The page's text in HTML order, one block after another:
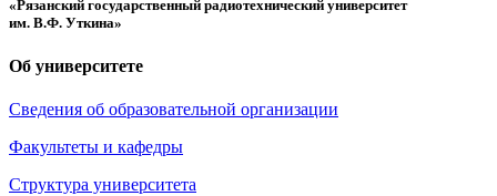
«Рязанский государственный радиотехнический университет
им. В.Ф. Уткина»
Об университете
Сведения об образовательной организации
Факультеты и кафедры
Структура университета